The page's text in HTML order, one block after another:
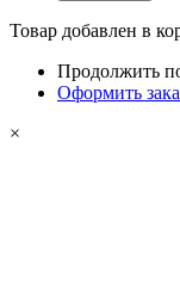
Товар добавлен в
Продолжить
Оформить
×